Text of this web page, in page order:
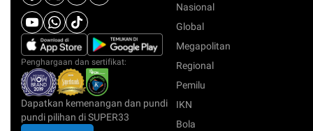
Penghargaan dan sertifikat:
Dapatkan kemenangan dan pundi
pundi pilihan di SUPER33
Nasional
Global
Megapolitan
Regional
Pemilu
IKN
Bola